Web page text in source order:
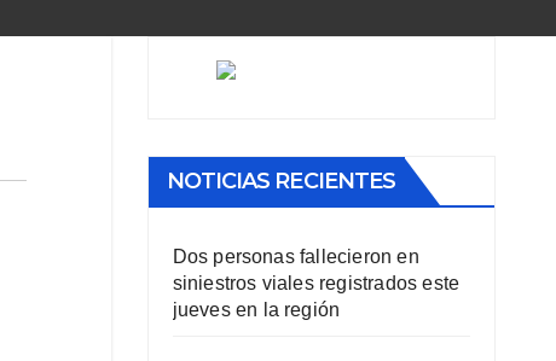
NOTICIAS RECIENTES
Dos personas fallecieron en
siniestros viales registrados este
jueves en la región